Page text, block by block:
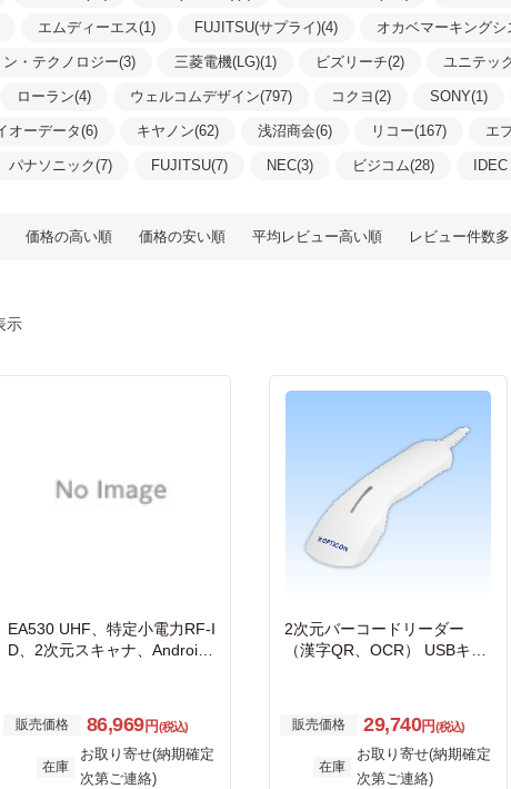
エムディーエス(1) FUJITSU(サプライ)(4) オカベマーキングシ
・テクノロジー(3) 三菱電機(LG)(1) ビズリーチ(2) ユニテッ
ローラン(4) ウェルコムデザイン(797) コクヨ(2) SONY(1)
オーデータ(6) キヤノン(62) 浅沼商会(6) リコー(167) エ
パナソニック(7) FUJITSU(7) NEC(3) ビジコム(28)
価格の高い順 価格の安い順 平均レビュー高い順 レビュー件数
示
EA530 UHF、特定小電力RF-I
D、2次元スキャナ、Android
Cアダプタ
販売価格 86,969円(税込)
在庫
お取り寄せ(納期確定
次第ご連絡)
2次元バーコードリーダー
（漢字QR、OCR） USBキー
販売価格 29,740円(税込)
在庫
お取り寄せ(納期確定
次第ご連絡)